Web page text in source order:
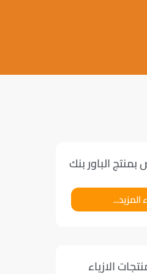
الباور بنك
المزيد...
الازياء